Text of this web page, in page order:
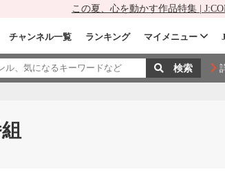
この夏、心を動かす作品特集 |
チャンネル一覧 ランキング マイメニュー